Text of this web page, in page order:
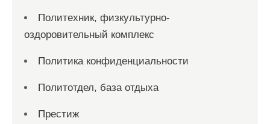
Политехник, физкультурно-
оздоровительный комплекс
Политика конфиденциальности
Политотдел, база отдыха
Престиж